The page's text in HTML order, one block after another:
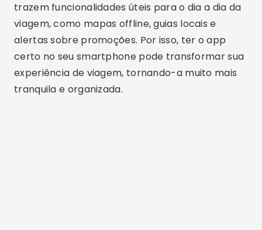
trazem funcionalidades úteis para o dia a dia da
viagem, como mapas offline, guias locais e
alertas sobre promoções. Por isso, ter o app
certo no seu smartphone pode transformar sua
experiência de viagem, tornando-a muito mais
tranquila e organizada.